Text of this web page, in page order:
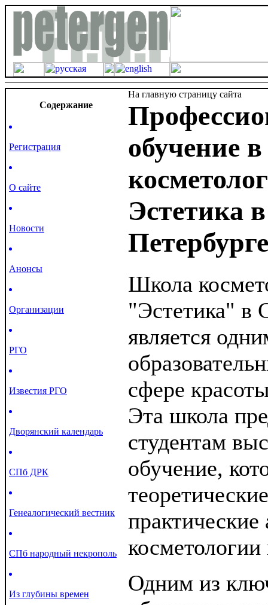
Cодержание
Регистрация
О сайте
Новости
Анонсы
Организации
РГО
Известия РГО
Дворянский календарь
СПб ДРК
Генеалогический вестник
СПб народный некрополь
Из глубины времен
На главную страницу сайта
обучение
Эстетика
Петербурге
Школа
"Эстетика" в
является
сфере
Эта школа
студентам
обучение,
практические
Одним из